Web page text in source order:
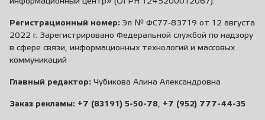
Регистрационный номер: Эл № ФС77-83719 от 12 августа
2022 г. Зарегистрировано Федеральной службой по надзору
в сфере связи, информационных технологий и массовых
коммуникаций
Главный редактор: Чубикова Алина Александровна
Заказ рекламы: +7 (83191) 5-50-78 +7 (952) 777-44-35